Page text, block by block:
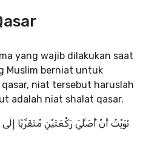
yang wajib dilakukan saat
Muslim berniat untuk
niat tersebut haruslah
adalah niat shalat qasar.
نَوَيْتُ أَنْ أُصَلِّيَ رَكْعَتَيْنِ مُتَقَرِّبًا إِلَى